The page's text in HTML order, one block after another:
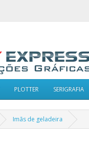
PLOTTER SERIGRAFIA
Imãs de geladeira